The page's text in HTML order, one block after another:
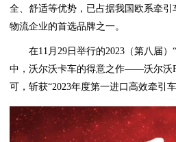
全、舒适等优势，已占据我国欧系牵
物流企业的首选品牌之一。
在11月29日举行的2023（第八届
中，沃尔沃卡车的得意之作——沃尔沃
可，斩获“2023年度第一进口高效牵引车